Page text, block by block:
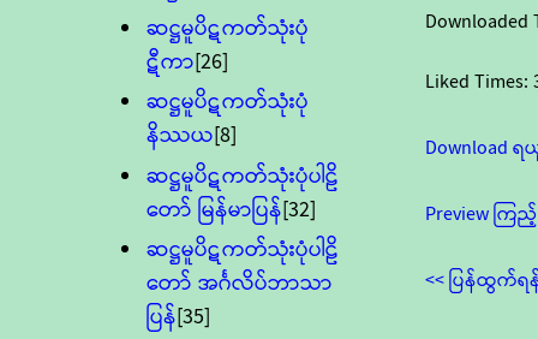
ဆဋ္ဌမူပိဋကတ်သုံးပုံ
ဋီကာ[26]
ဆဋ္ဌမူပိဋကတ်သုံးပုံ
နိဿယ[8]
ဆဋ္ဌမူပိဋကတ်သုံးပုံပါဠိ
တော် မြန်မာပြန်[32]
ဆဋ္ဌမူပိဋကတ်သုံးပုံပါဠိ
တော် အင်္ဂလိပ်ဘာသာ
ပြန်[35]
Downloaded
Liked Times:
Download
Preview ကြ
<< ပြန်ထွက်ရ